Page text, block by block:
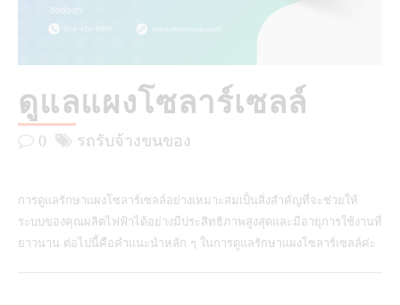
ดูแลแผงโซลาร์เซลล์
0 รถรับจ้างขนของ
การดูแลรักษาแผงโซลาร์เซลล์อย่างเหมาะสมเป็นสิ่งสำคัญที่จะช่วยให้
ระบบของคุณผลิตไฟฟ้าได้อย่างมีประสิทธิภาพสูงสุดและมีอายุการใช้งานที่
ยาวนาน ต่อไปนี้คือคำแนะนำหลัก ๆ ในการดูแลรักษาแผงโซลาร์เซลล์ค่ะ